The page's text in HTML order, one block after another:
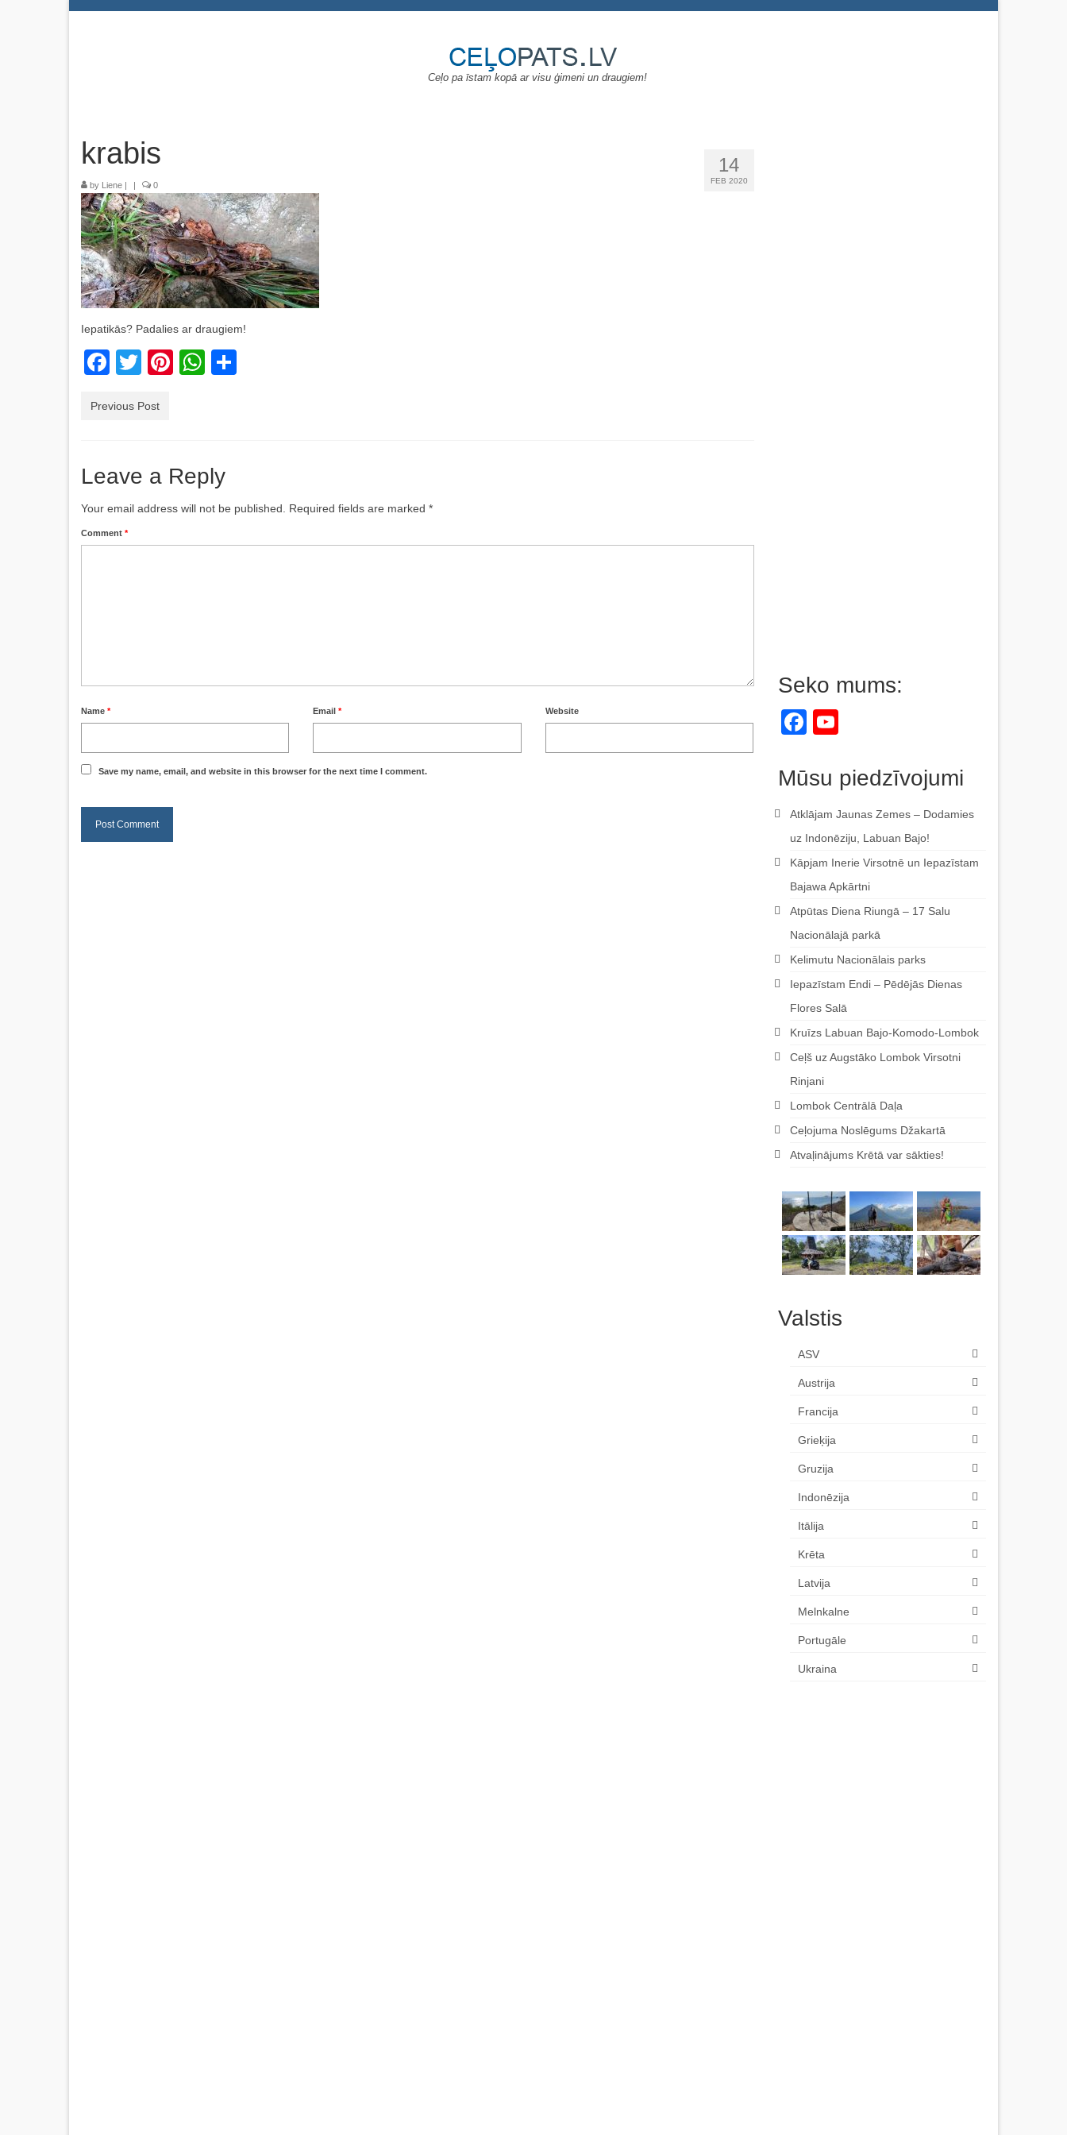
Ceļo pa īstam kopā ar visu ģimeni un draugiem!
14
FEB 2020
krabis
by Liene | | 0
Iepatikās? Padalies ar draugiem!
Facebook
TwitterPinterest
WhatsApp
Previous Post
Leave a Reply
Your email address will not be published. Required fields are marked *
Comment *
Name * Email* Website
Save my name, email, and website in this browser for the next time I comment.
Seko mums:
Facebook
Mūsu piedzīvojumi
Atklājam Jaunas Zemes – Dodamies
uz Indonēziju, Labuan Bajo!
Kāpjam Inerie Virsotnē un Iepazīstam
Bajawa Apkārtni
Atpūtas Diena Riungā – 17 Salu
Nacionālajā parkā
Kelimutu Nacionālais parks
Iepazīstam Endi – Pēdējās Dienas
Flores Salā
Kruīzs Labuan Bajo-Komodo-Lombok
Ceļš uz Augstāko Lombok Virsotni
Rinjani
Lombok Centrālā Daļa
Ceļojuma Noslēgums Džakartā
Atvaļinājums Krētā var sākties!
Valstis
ASV
Austrija
Francija
Grieķija
Gruzija
Indonēzija
Itālija
Krēta
Latvija
Melnkalne
Portugāle
Ukraina